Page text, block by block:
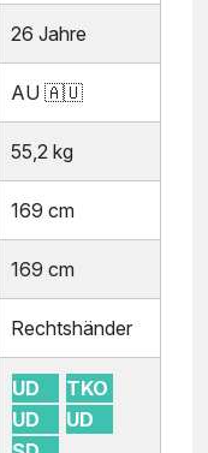
26 Jahre
AU 🇦🇺
55,2 kg
169 cm
169 cm
Rechtshänder
UD
TKO
UD
UD